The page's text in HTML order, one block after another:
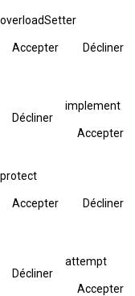
overloadSetter
Accepter Décliner
Décliner
implement
Accepter
protect
Accepter Décliner
Décliner
attempt
Accepter